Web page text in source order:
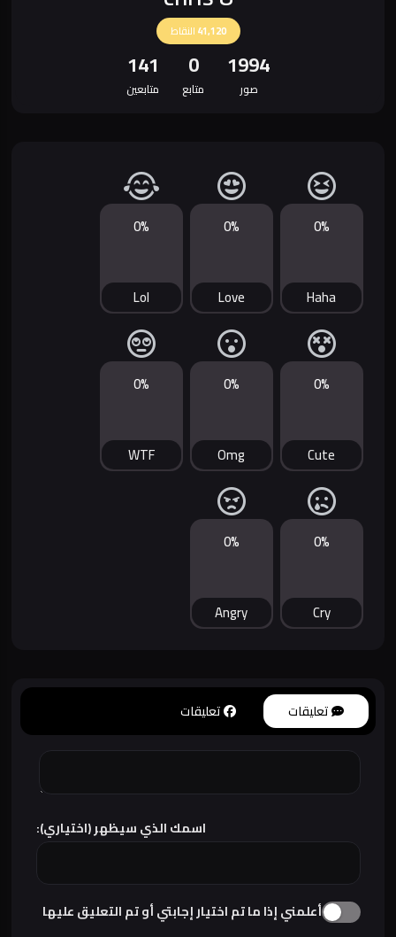
41,120 النقاط
1994
صور
0
متابع
141
متابعين
0%
Haha
0%
Love
0%
Lol
0%
Cute
0%
Omg
0%
WTF
0%
Cry
0%
Angry
تعليقات تعليقات
اسمك الذي سيظهر (اختياري):
أعلمني إذا ما تم اختيار إجابتي أو تم التعليق عليها